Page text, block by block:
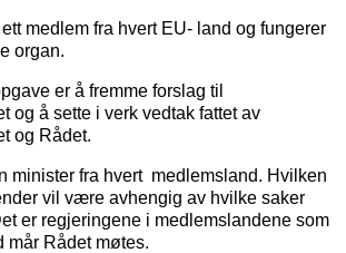
medlem fra hvert EU- land og fungerer
organ.
er å fremme forslag til
og å sette i verk vedtak fattet av
og Rådet.
minister fra hvert medlemsland. Hvilken
vil være avhengig av hvilke saker
er regjeringene i medlemslandene som
mår Rådet møtes.